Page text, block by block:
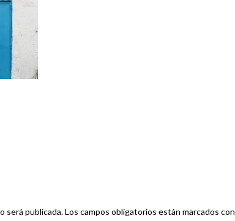
será publicada.Los campos obligatorios están marcados con